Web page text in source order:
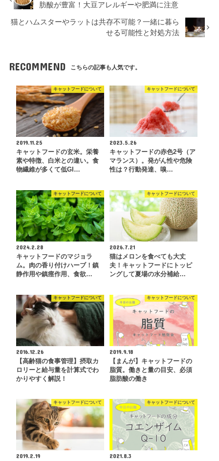
肪酸が豊富！大豆アレルギーや肥満に注意
猫とハムスターやラットは共存不可能？一緒に暮ら
せる可能性と対処方法
RECOMMEND こちらの記事も人気です。
キャットフードについて
2019.11.25
キャットフードの玄米。栄養
素や特徴、白米との違い。食
物繊維が多くて低GI…
キャットフードについて
2023.5.26
キャットフードの赤色2号（ア
マランス）。発がん性や危険
性は？行動発達、嗅…
キャットフードについて
2024.2.28
キャットフードのマジョラ
ム。肉の香り付けハーブ！鎮
静作用や鎮痙作用、食欲…
キャットフードについて
2026.7.21
猫はメロンを食べても大丈
夫！キャットフードにトッピ
ングして夏場の水分補給…
キャットフードについて
2016.12.26
【高齢猫の食事管理】摂取カ
ロリーと給与量を計算式でわ
かりやすく解説！
キャットフードについて
2019.9.18
【まんが】キャットフードの
脂質。働きと量の目安、必須
脂肪酸の働き
キャットフードについて
2019.2.19
キャットフードについて
2021.8.3